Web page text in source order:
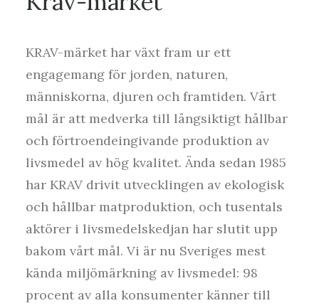
KRAV-märket har växt fram ur ett
engagemang för jorden, naturen,
människorna, djuren och framtiden. Vårt
mål är att medverka till långsiktigt hållbar
och förtroendeingivande produktion av
livsmedel av hög kvalitet. Ända sedan 1985
har KRAV drivit utvecklingen av ekologisk
och hållbar matproduktion, och tusentals
aktörer i livsmedelskedjan har slutit upp
bakom vårt mål. Vi är nu Sveriges mest
kända miljömärkning av livsmedel: 98
procent av alla konsumenter känner till